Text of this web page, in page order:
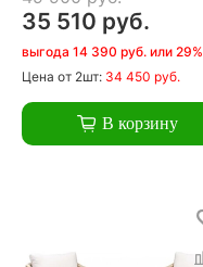
35 510 руб.
выгода 14 390 руб. или 29%
Цена от 2шт: 34 450 руб.
В корзину